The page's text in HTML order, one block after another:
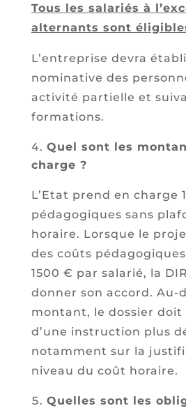
Tous les salariés à
alternants sont
L’entreprise devra
nominative des
activité partielle et
formations.
Quel sont les
charge ?
L’Etat prend en charge
pédagogiques sans
horaire. Lorsque le
des coûts
1500 € par salarié, la
donner son accord. Au-
montant, le dossier doit
d’une instruction plus
notamment sur la
niveau du coût horaire.
Quelles sont les